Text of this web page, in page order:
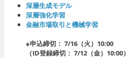
深層生成モデル
深層強化学習
金融市場取引と機械学習
※申込締切： 7/16（火）10:00
（ID登録締切： 7/12（金）10:00）